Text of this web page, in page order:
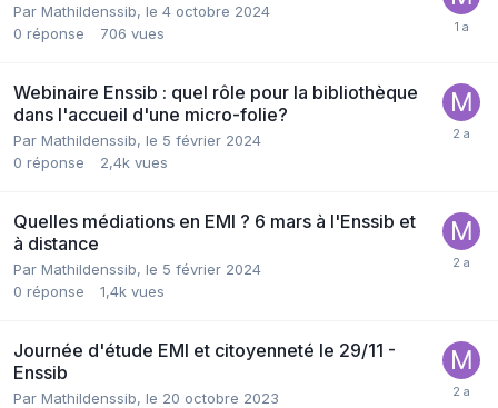
Par Mathildenssib, le 4 octobre 2024
0 réponse 706 vues
Webinaire Enssib : quel rôle pour la bibliothèque
dans l'accueil d'une micro-folie?
Par Mathildenssib, le 5 février 2024
0 réponse 2,4k vues
Quelles médiations en EMI ? 6 mars à l'Enssib et
à distance
Par Mathildenssib, le 5 février 2024
0 réponse 1,4k vues
Journée d'étude EMI et citoyenneté le 29/11 -
Enssib
Par Mathildenssib, le 20 octobre 2023